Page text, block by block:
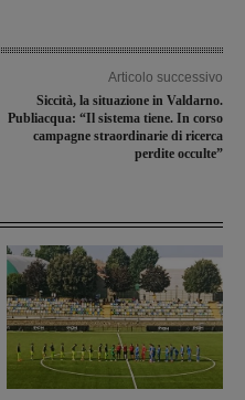
Articolo successivo
Siccità, la situazione in Valdarno.
Publiacqua: “Il sistema tiene. In corso
campagne straordinarie di ricerca
perdite occulte”